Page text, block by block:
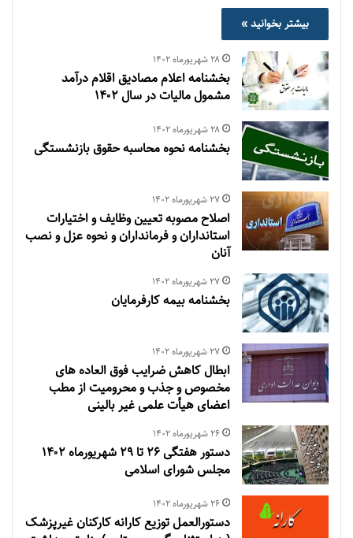
بیشتر بخوانید »
۲۸ شهریور‌ماه ۱۴۰۲
بخشنامه اعلام مصادیق اقلام درآمد
مشمول مالیات در سال ۱۴۰۲
۲۸ شهریور‌ماه ۱۴۰۲
بخشنامه نحوه محاسبه حقوق بازنشستگی
۲۷ شهریور‌ماه ۱۴۰۲
اصلاح مصوبه تعیین وظایف و اختیارات
استانداران و فرمانداران و نحوه عزل و نصب
آنان
۲۷ شهریور‌ماه ۱۴۰۲
بخشنامه بیمه کارفرمایان
۲۷ شهریور‌ماه ۱۴۰۲
ابطال کاهش ضرایب فوق العاده های
مخصوص و جذب و محرومیت از مطب
اعضای هیأت علمی غیر بالینی
۲۶ شهریور‌ماه ۱۴۰۲
دستور هفتگی ۲۶ تا ۲۹ شهریورماه ۱۴۰۲
مجلس شورای اسلامی
۲۶ شهریور‌ماه ۱۴۰۲
دستورالعمل توزیع کارانه کارکنان غیرپزشک